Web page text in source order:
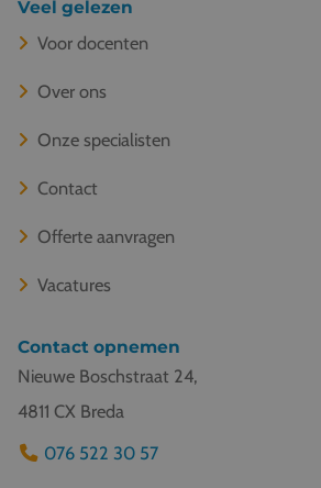
Veel gelezen
Voor docenten
Over ons
Onze specialisten
Contact
Offerte aanvragen
Vacatures
Contact opnemen
Nieuwe Boschstraat 24,
4811 CX Breda
076 522 30 57